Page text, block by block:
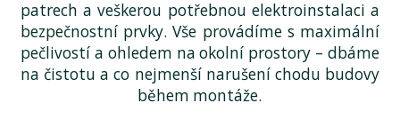
patrech a veškerou potřebnou elektroinstalaci a
bezpečnostní prvky. Vše provádíme s maximální
pečlivostí a ohledem na okolní prostory – dbáme
na čistotu a co nejmenší narušení chodu budovy
během montáže.